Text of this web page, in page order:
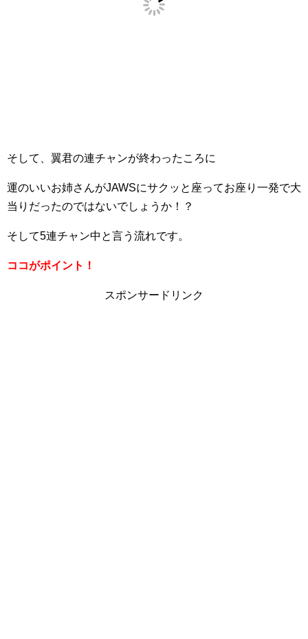
そして、翼君の連チャンが終わったころに
運のいいお姉さんがJAWSにサクッと座ってお座り一発で大
当りだったのではないでしょうか！？
そして5連チャン中と言う流れです。
ココがポイント！
スポンサードリンク